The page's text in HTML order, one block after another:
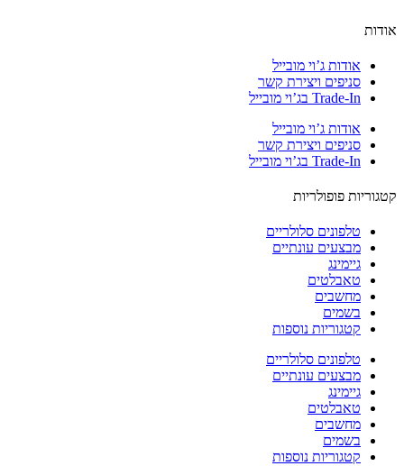
אודות ג’וי מובייל
סניפים ויצירת קשר
Trade-In בג’וי מובייל
אודות ג’וי מובייל
סניפים ויצירת קשר
Trade-In בג’וי מובייל
פופולריות
טלפונים סלולריים
מבצעים עונתיים
גיימינג
טאבלטים
מחשבים
בשמים
קטגוריות נוספות
טלפונים סלולריים
מבצעים עונתיים
גיימינג
טאבלטים
מחשבים
בשמים
קטגוריות נוספות